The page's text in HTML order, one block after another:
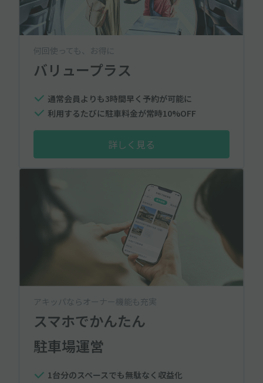
何回使っても、お得に
バリュープラス
通常会員よりも3時間早く予約が可能に
利用するたびに駐車料金が常時10%OFF
詳しく見る
アキッパならオーナー機能も充実
スマホでかんたん
駐車場運営
1台分のスペースでも無駄なく収益化